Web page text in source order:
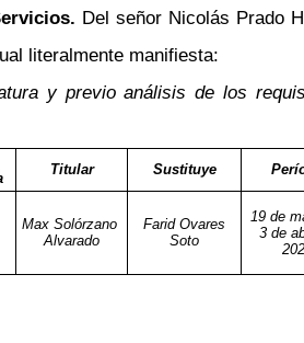
Del señor Nicolás Prado
literalmente manifiesta:
y previo análisis de los
Titular Sustituye
Max Solórzano
Alvarado
Farid Ovares
Soto
19 de
3 de